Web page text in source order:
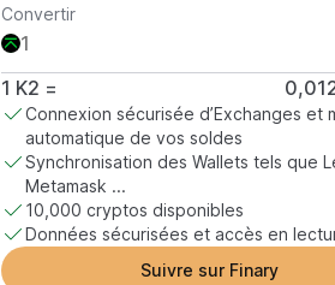
Convertir
1 K2 =
Connexion sécurisée d’Exchanges et
automatique de vos soldes
Synchronisation des Wallets tels que
Metamask ...
10,000 cryptos disponibles
Données sécurisées et accès en
Suivre sur Finary